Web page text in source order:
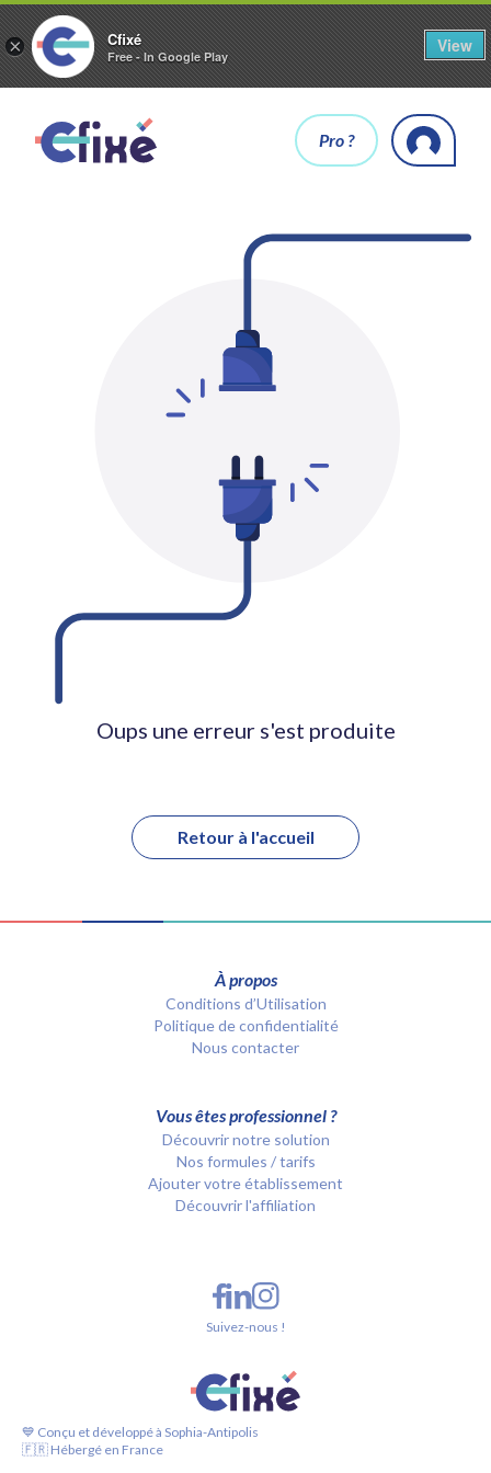
× Cfixé
Free - In Google Play
View
Pro ?
Oups une erreur s'est produite
Retour à l'accueil
À propos
Conditions d’Utilisation
Politique de confidentialité
Nous contacter
Vous êtes professionnel ?
Découvrir notre solution
Nos formules / tarifs
Ajouter votre établissement
Découvrir l'affiliation
💙 Conçu et développé à Sophia-Antipolis
🇫🇷 Hébergé en France
Suivez-nous !